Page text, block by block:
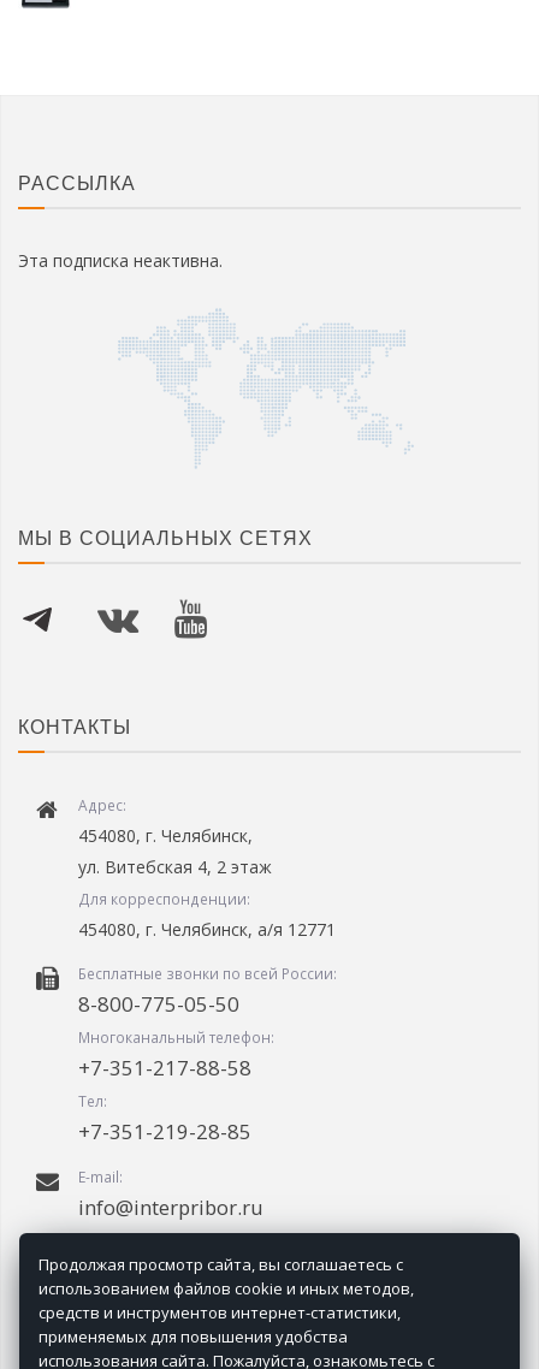
РАССЫЛКА
Эта подписка неактивна.
МЫ В СОЦИАЛЬНЫХ СЕТЯХ
КОНТАКТЫ
Адрес:
454080, г. Челябинск,
ул. Витебская 4, 2 этаж
Для корреспонденции:
454080, г. Челябинск, а/я 12771
Бесплатные звонки по всей России:
8-800-775-05-50
Многоканальный телефон:
+7-351-217-88-58
Тел:
+7-351-219-28-85
E-mail:
info@interpribor.ru
09.00-18.00 (мск + 2.00)
Продолжая просмотр сайта, вы соглашаетесь с
использованием файлов cookie и иных методов,
средств и инструментов интернет-статистики,
применяемых для повышения удобства
использования сайта. Пожалуйста, ознакомьтесь с